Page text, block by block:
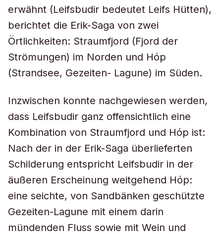
erwähnt (Leifsbudir bedeutet Leifs Hütten),
berichtet die Erik-Saga von zwei
Örtlichkeiten: Straumfjord (Fjord der
Strömungen) im Norden und Hóp
(Strandsee, Gezeiten- Lagune) im Süden.
Inzwischen konnte nachgewiesen werden,
dass Leifsbudir ganz offensichtlich eine
Kombination von Straumfjord und Hóp ist:
Nach der in der Erik-Saga überlieferten
Schilderung entspricht Leifsbudir in der
äußeren Erscheinung weitgehend Hóp:
eine seichte, von Sandbänken geschützte
Gezeiten-Lagune mit einem darin
mündenden Fluss sowie mit Wein und